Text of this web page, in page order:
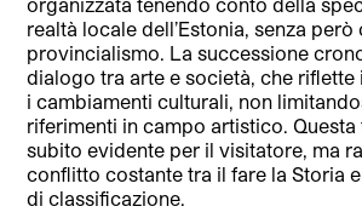
realtà locale dell’Estonia, senza però
provincialismo. La successione
dialogo tra arte e società, che
i cambiamenti culturali, non
riferimenti in campo artistico. Questa
subito evidente per il visitatore, ma
conflitto costante tra il fare la Storia
di classificazione.